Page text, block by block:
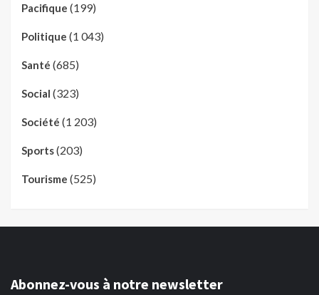
Pacifique (199)
Politique (1 043)
Santé (685)
Social (323)
Société (1 203)
Sports(203)
Tourisme (525)
Abonnez-vous à notre newsletter